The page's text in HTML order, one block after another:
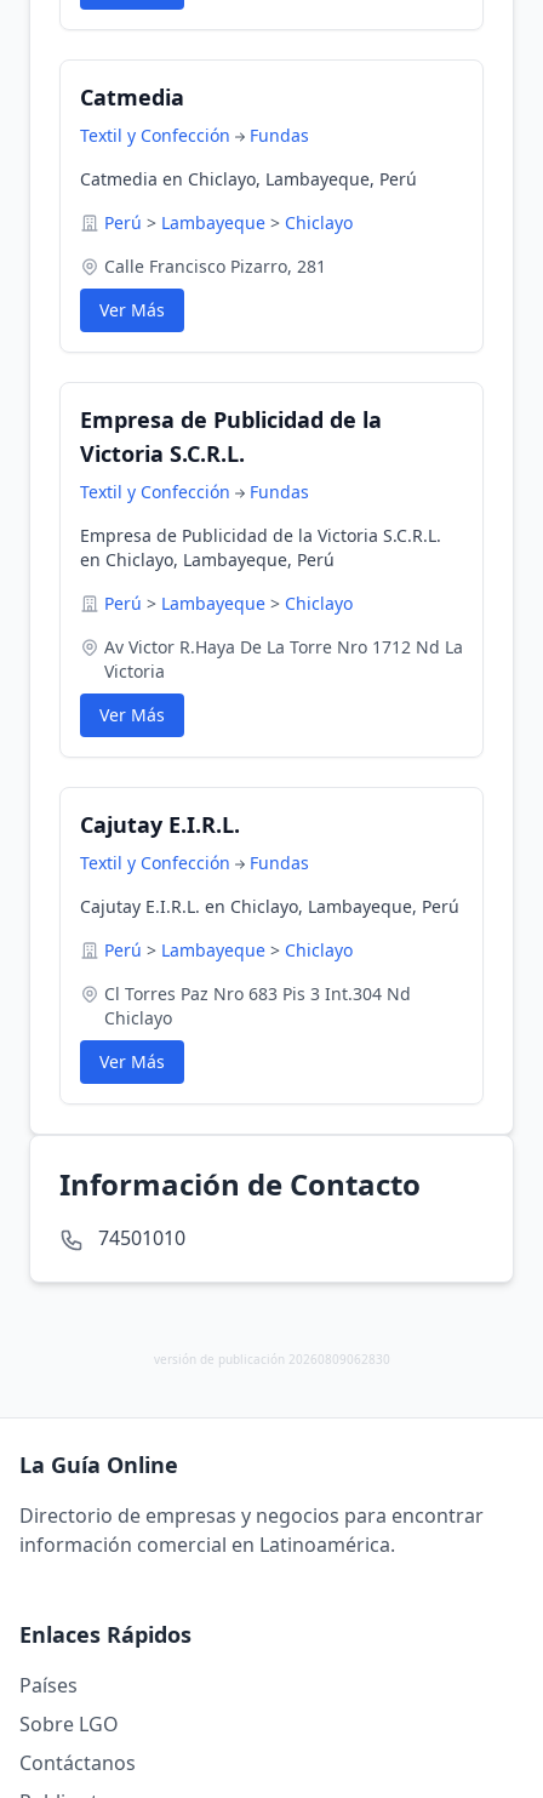
Catmedia
Textil y Confección
Fundas
Catmedia en Chiclayo, Lambayeque, Perú
Perú > Lambayeque > Chiclayo
Calle Francisco Pizarro, 281
Ver Más
Empresa de Publicidad de la
Victoria S.C.R.L.
Textil y Confección
Fundas
Empresa de Publicidad de la Victoria S.C.R.L.
en Chiclayo, Lambayeque, Perú
Perú > Lambayeque > Chiclayo
Av Victor R.Haya De La Torre Nro 1712 Nd La
Victoria
Ver Más
Cajutay E.I.R.L.
Textil y Confección
Fundas
Cajutay E.I.R.L. en Chiclayo, Lambayeque, Perú
Perú > Lambayeque > Chiclayo
Cl Torres Paz Nro 683 Pis 3 Int.304 Nd
Chiclayo
Ver Más
Información de Contacto
74501010
versión de publicación 20260809062830
La Guía Online
Directorio de empresas y negocios para encontrar
información comercial en Latinoamérica.
Enlaces Rápidos
Países
Sobre LGO
Contáctanos